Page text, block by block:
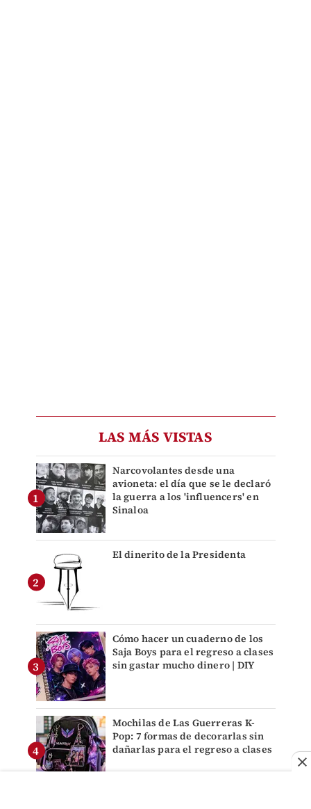
LAS MÁS VISTAS
Narcovolantes desde una
avioneta: el día que se le declaró
la guerra a los 'influencers' en
Sinaloa
El dinerito de la Presidenta
Cómo hacer un cuaderno de los
Saja Boys para el regreso a clases
sin gastar mucho dinero | DIY
Mochilas de Las Guerreras K-
Pop: 7 formas de decorarlas sin
dañarlas para el regreso a clases